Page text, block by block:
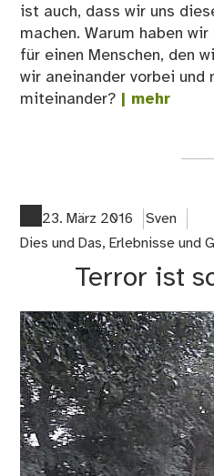
ist auch, dass wir uns
machen. Warum haben
für einen Menschen, den
wir aneinander vorbei und
miteinander? | mehr
23. März 2016
Sven
Dies und Das, Erlebnisse und
Terror ist